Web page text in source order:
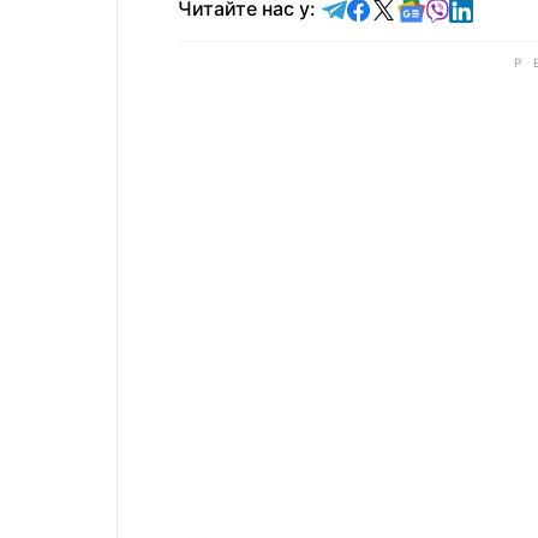
Читайте нас у: Читайте у Telegram
Читайте у
Читайте у X
Читайте у
Читайте